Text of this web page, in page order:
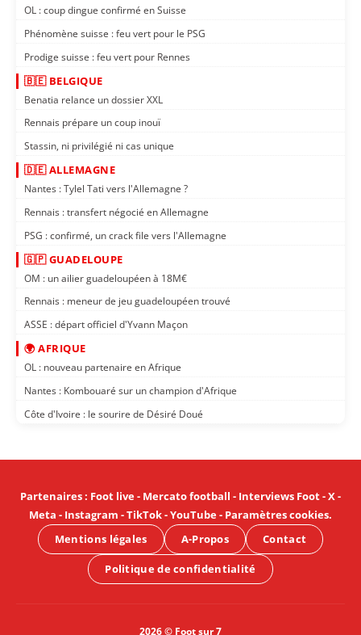
OL : coup dingue confirmé en Suisse
Phénomène suisse : feu vert pour le PSG
Prodige suisse : feu vert pour Rennes
🇧🇪 BELGIQUE
Benatia relance un dossier XXL
Rennais prépare un coup inouï
Stassin, ni privilégié ni cas unique
🇩🇪 ALLEMAGNE
Nantes : Tylel Tati vers l'Allemagne ?
Rennais : transfert négocié en Allemagne
PSG : confirmé, un crack file vers l'Allemagne
🇬🇵 GUADELOUPE
OM : un ailier guadeloupéen à 18M€
Rennais : meneur de jeu guadeloupéen trouvé
ASSE : départ officiel d'Yvann Maçon
🌍 AFRIQUE
OL : nouveau partenaire en Afrique
Nantes : Kombouaré sur un champion d'Afrique
Côte d'Ivoire : le sourire de Désiré Doué
Partenaires: Foot live- Mercato football - Interviews Foot-X-
Meta - Instagram -TikTok-YouTube- Paramètres cookies.
Mentions légales
A-Propos Contact
Politique de confidentialité
2026 © Foot sur 7